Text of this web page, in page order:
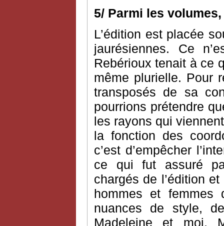
5/ Parmi les
L’édition est placée
jaurésiennes. Ce
Rebérioux tenait à ce
même plurielle. Pour
transposés de sa
pourrions prétendre
les rayons qui
la fonction des
c’est d’empêcher
ce qui fut assuré
chargés de l’édition
hommes et
nuances de style,
Madeleine et moi,